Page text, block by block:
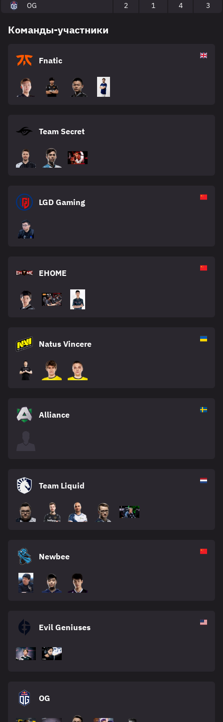
OG
2 1 4 3
Команды-участники
Fnatic
Team Secret
LGD Gaming
EHOME
Natus Vincere
Alliance
Team Liquid
Newbee
Evil Geniuses
OG